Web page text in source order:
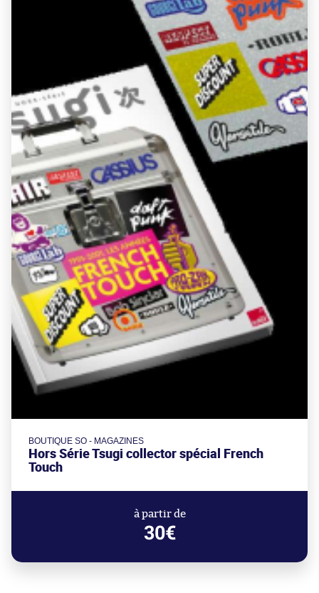
BOUTIQUE SO - MAGAZINES
Hors Série Tsugi collector spécial French
Touch
à partir de
30€